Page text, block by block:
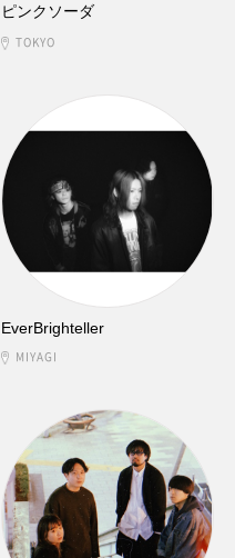
ピンクソーダ
TOKYO
EverBrighteller
MIYAGI